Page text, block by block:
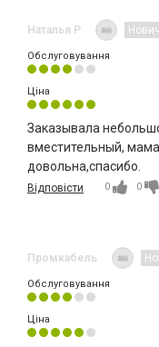
Наталья Р
Обслуговування
Ціна
Заказывала
вместительный,
довольна,спасибо.
Відповісти 0 0
Промкабель
Обслуговування
Ціна